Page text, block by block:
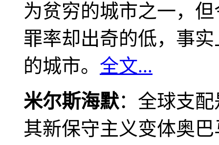
为贫穷的城市之一，
罪率却出奇的低，事
的城市。 全文...
米尔斯海默：全球支
其新保守主义变体奥